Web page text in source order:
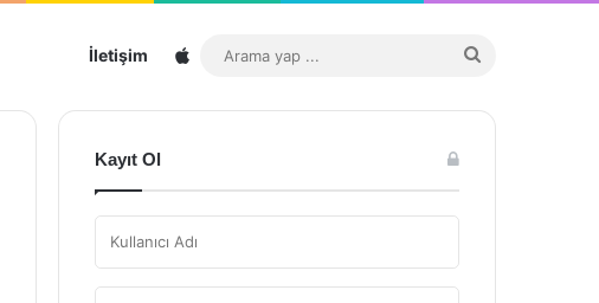
İletişim Sitemap
Kayıt Ol